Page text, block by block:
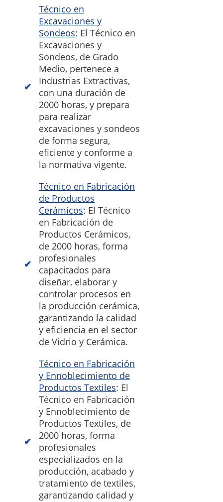
Técnico en
Excavaciones y
Sondeos: El Técnico en
Excavaciones y
Sondeos, de Grado
Medio, pertenece a
Industrias Extractivas,
con una duración de
2000 horas, y prepara
para realizar
excavaciones y sondeos
de forma segura,
eficiente y conforme a
la normativa vigente.
Técnico en Fabricación
de Productos
Cerámicos: El Técnico
en Fabricación de
Productos Cerámicos,
de 2000 horas, forma
profesionales
capacitados para
diseñar, elaborar y
controlar procesos en
la producción cerámica,
garantizando la calidad
y eficiencia en el sector
de Vidrio y Cerámica.
Técnico en Fabricación
y Ennoblecimiento de
Productos Textiles: El
Técnico en Fabricación
y Ennoblecimiento de
Productos Textiles, de
2000 horas, forma
profesionales
especializados en la
producción, acabado y
tratamiento de textiles,
garantizando calidad y